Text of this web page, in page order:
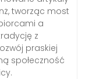
tworząc most
a
z
praskiej
społeczność